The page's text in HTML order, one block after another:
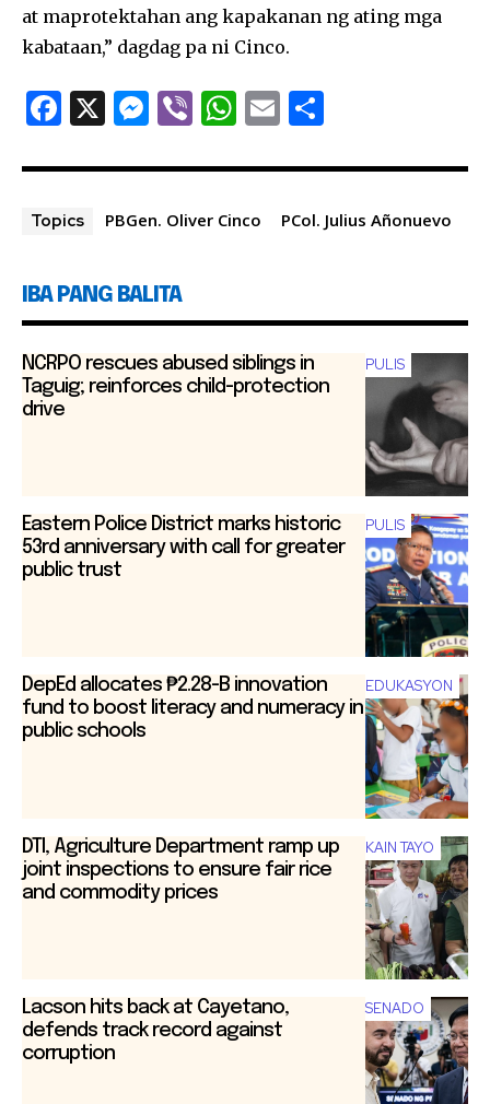
at maprotektahan ang kapakanan ng ating mga
kabataan,” dagdag pa ni Cinco.
F
c
e
o
o
k
X M
se
n
er
Vi
er
W
at
s
p
E
ai
l
ar
e
Topics PBGen. Oliver Cinco PCol. Julius Añonuevo
IBA PANG BALITA
PULIS
NCRPO rescues abused siblings in
Taguig; reinforces child-protection
drive
PULIS
Eastern Police District marks historic
53rd anniversary with call for greater
public trust
EDUKASYON
DepEd allocates ₱2.28-B innovation
fund to boost literacy and numeracy in
public schools
KAIN TAYO
DTI, Agriculture Department ramp up
joint inspections to ensure fair rice
and commodity prices
SENADO
Lacson hits back at Cayetano,
defends track record against
corruption